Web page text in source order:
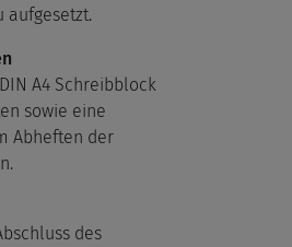
aufgesetzt.
A4 Schreibblock
sowie eine
Abheften der
des